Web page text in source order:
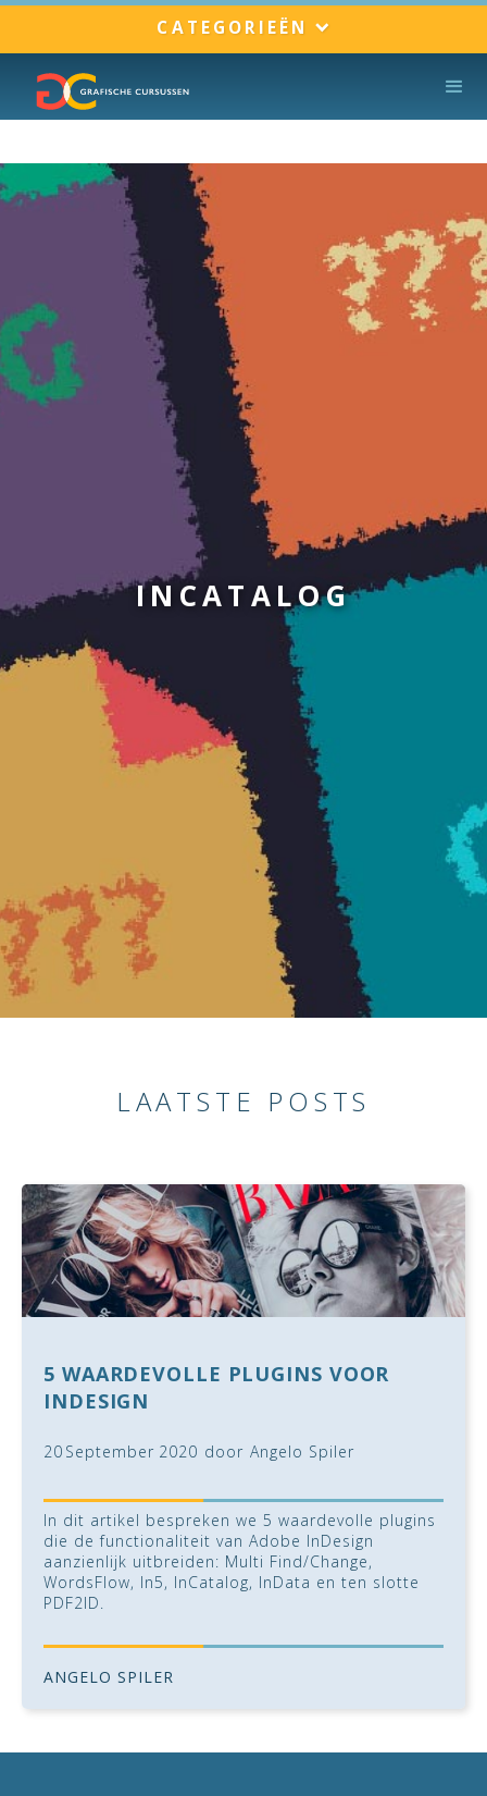
CATEGORIEËN
INCATALOG
LAATSTE POSTS
5 WAARDEVOLLE PLUGINS VOOR
INDESIGN
20 September 2020 door Angelo Spiler
In dit artikel bespreken we 5 waardevolle plugins
die de functionaliteit van Adobe InDesign
aanzienlijk uitbreiden: Multi Find/Change,
WordsFlow, In5, InCatalog, InData en ten slotte
PDF2ID.
ANGELO SPILER